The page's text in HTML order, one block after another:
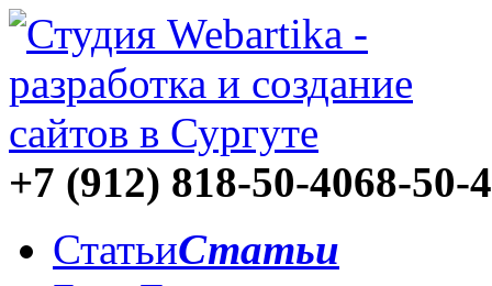
+7 (912) 818-50-4068-50-
СтатьиСтатьи